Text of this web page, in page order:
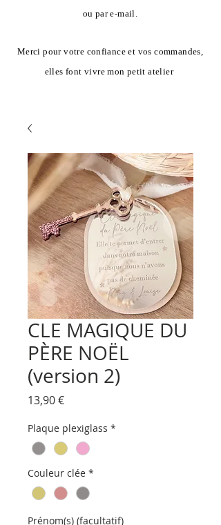
ou par e-mail.
Merci pour votre confiance et vos commandes,
elles font vivre mon petit atelier
CLE MAGIQUE DU
PÈRE NOËL
(version 2)
13,90 €Prix
Plaque plexiglass *
Couleur clée *
Prénom(s) (facultatif)